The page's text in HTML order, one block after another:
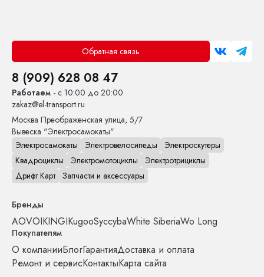
Обратная связь
8 (909) 628 08 47
Работаем - с 10:00 до 20:00
zakaz@el-transport.ru
Москва Преображенская улица, 5/7
Вывеска "Электросамокаты"
Электросамокаты
Электровелосипеды
Электроскутеры
Квадроциклы
Электромотоциклы
Электротрициклы
Дрифт Карт Запчасти и аксессуары
Бренды
AOVOIKINGIKugooSyccybaWhite SiberiaWo Long
Покупателям
О компанииБлогГарантияДоставка и оплата
Ремонт и сервисКонтактыКарта сайта